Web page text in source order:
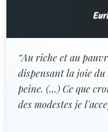
“Au riche et au
dispensant la joie
peine. (...) Ce que
des modestes je